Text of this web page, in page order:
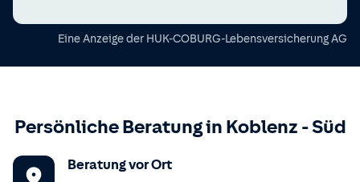
Eine Anzeige der HUK-COBURG-Lebensversicherung AG
Persönliche Beratung in Koblenz -Süd
Beratung vor Ort